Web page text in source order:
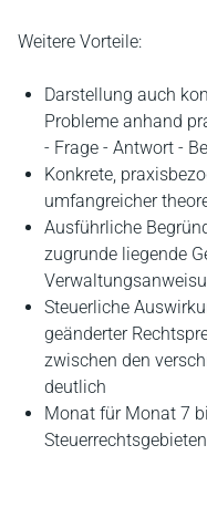
Weitere Vorteile:
Darstellung auch
Probleme anhand
- Frage - Antwort -
Konkrete,
umfangreicher
Ausführliche
zugrunde liegende
Steuerliche
geänderter
zwischen den
deutlich
Monat für Monat 7
Steuerrechtsgebieten